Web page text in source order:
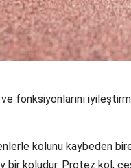
fonksiyonlarını
kolunu kaybeden
bir koludur. Protez kol,